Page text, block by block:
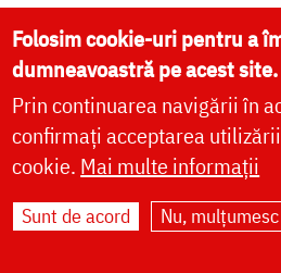
„Cea mai puternică
diavolului este Sfânta
Și noi
participa
Taină
Folosim cookie-uri pentru a
dumneavoastră pe acest site.
Prin continuarea navigării în
confirmați acceptarea
cookie. Mai multe informații
Sunt de acord Nu, mulțumesc